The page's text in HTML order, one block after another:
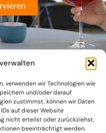
verwenden wir Technologien wie
und/oder darauf
zustimmst, können wir Daten
auf dieser Website
nicht erteilst oder zurückziehst,
beeinträchtigt werden.